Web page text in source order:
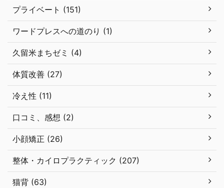
プライベート (151)
ワードプレスへの道のり (1)
久留米まちゼミ (4)
体質改善 (27)
冷え性 (11)
口コミ、感想 (2)
小顔矯正 (26)
整体・カイロプラクティック (207)
猫背 (63)